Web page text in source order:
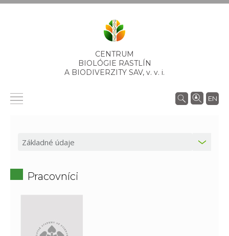
CENTRUM
BIOLÓGIE RASTLÍN
A BIODIVERZITY SAV, v. v. i.
EN
Pracovníci